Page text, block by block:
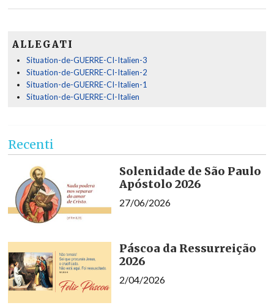
ALLEGATI
Situation-de-GUERRE-CI-Italien-3
Situation-de-GUERRE-CI-Italien-2
Situation-de-GUERRE-CI-Italien-1
Situation-de-GUERRE-CI-Italien
Recenti
Solenidade de São Paulo
Apóstolo 2026
27/06/2026
Páscoa da Ressurreição
2026
2/04/2026